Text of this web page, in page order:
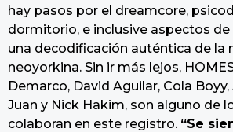
hay pasos por el dreamcore,
dormitorio, e inclusive aspectos
una decodificación auténtica de la
neoyorkina. Sin ir más lejos,
Demarco, David Aguilar, Cola Boyy,
Juan y Nick Hakim, son alguno de
colaboran en este registro. “Se